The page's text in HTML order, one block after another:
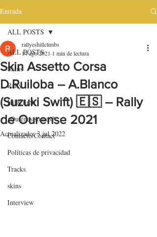
Entrada
ALL POSTS
Skins
Rally
HillClimb
¿Quiénes somos?
Contacto/Contact
Políticas de privacidad
Tracks
skins
Interview
ALL POSTS
Skin Assetto Corsa
D.Ruiloba – A.Blanco
(Suzuki Swift) 🇪🇸 – Rally
de Ourense 2021
rallyeshillclimbs
14 ago 2021 1 min de lectura
Actualizado:3 jul 2022